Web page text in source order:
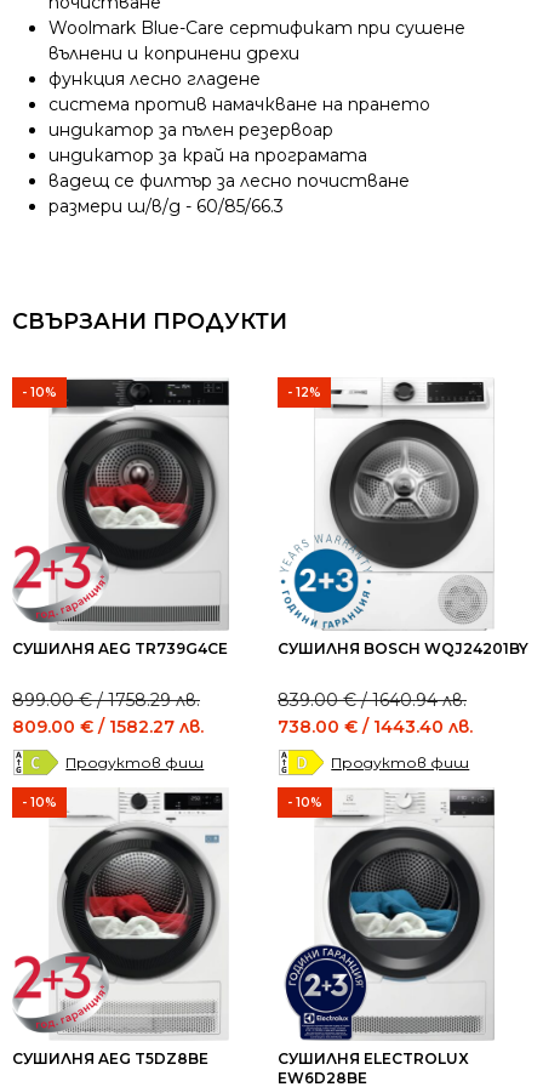
Woolmark Blue-Care сертификат при сушене
вълнени и копринени дрехи
функция лесно гладене
система против намачкване на прането
индикатор за пълен резервоар
индикатор за край на програмата
вадещ се филтър за лесно почистване
размери ш/в/д - 60/85/66.3
СВЪРЗАНИ ПРОДУКТИ
- 10%
СУШИЛНЯ AEG TR739G4CE
899.00€/ 1758.29 лв.
Original
price
was:
899.00 €
1758.29 лв..
809.00 € / 1582.27 лв.
Current
price
is:
809.00 €
1582.27 лв..
Продуктов фиш
- 12%
СУШИЛНЯ BOSCH WQJ24201BY
839.00€/ 1640.94 лв.
Original
price
was:
839.00 €
1640.94 лв..
738.00 € / 1443.40 лв.
Current
price
is:
738.00 €
1443.40 лв..
Продуктов фиш
- 10%
СУШИЛНЯ AEG T5DZ8BE
- 10%
СУШИЛНЯ ELECTROLUX
EW6D28BE